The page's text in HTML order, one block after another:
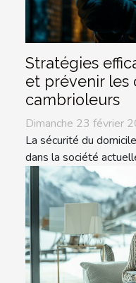
Stratégies
et prévenir les
cambrioleurs
Dimanche 23 février
La sécurité du
dans la société